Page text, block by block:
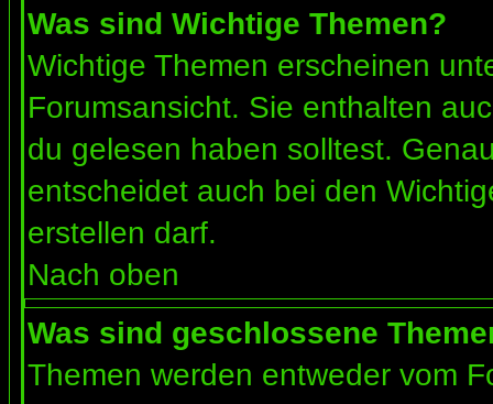
Was sind Wichtige Themen?
Wichtige Themen erscheinen
Forumsansicht. Sie enthalten
du gelesen haben solltest.
entscheidet auch bei den
erstellen darf.
Nach oben
Was sind geschlossene
Themen werden entweder vom